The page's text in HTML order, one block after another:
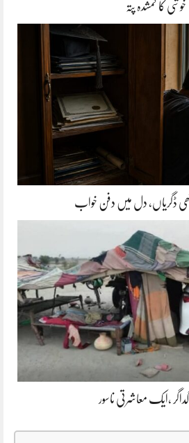
خوشی کا گمشدہ پتہ
ڈگریاں، دل میں دفن خواب
گداگر ،ایک معاشرتی ناسور